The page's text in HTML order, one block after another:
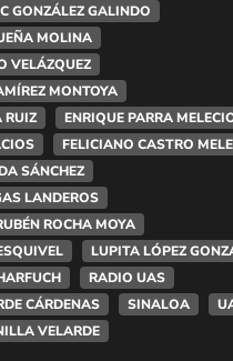
GONZÁLEZ GALINDO
MOLINA
VELÁZQUEZ
MONTOYA
RUIZ
ENRIQUE PARRA
FELICIANO CASTRO
SÁNCHEZ
LANDEROS
ROCHA MOYA
LUPITA LÓPEZ
RADIO UAS
CÁRDENAS
SINALOA
VELARDE